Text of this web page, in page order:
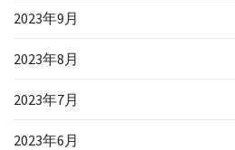
2023年9月
2023年8月
2023年7月
2023年6月